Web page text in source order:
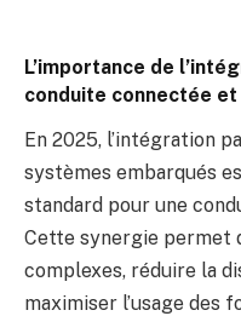
L’importance de
conduite connectée
En 2025, l’intégration
systèmes embarqués
standard pour une
Cette synergie permet
complexes, réduire la
maximiser l’usage des